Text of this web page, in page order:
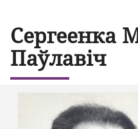
Сергеенка
Паўлавіч